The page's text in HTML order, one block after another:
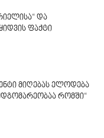
და
ფაქტი
მიღებას ელოდება
რომში“